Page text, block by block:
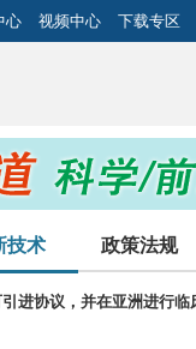
心 视频中心 下载专区
技术 政策法规
进协议，并在亚洲进行临